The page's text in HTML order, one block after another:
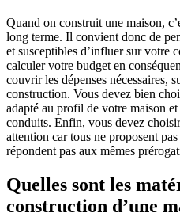
Quand on construit une maison,
long terme. Il convient donc de
et susceptibles d’influer sur votre
calculer votre budget en
couvrir les dépenses nécessaires,
construction. Vous devez bien
adapté au profil de votre maison
conduits. Enfin, vous devez
attention car tous ne proposent
répondent pas aux mêmes
Quelles sont les
construction d’une